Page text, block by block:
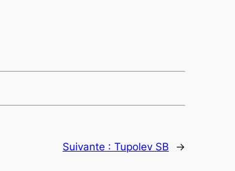
Suivante : Tupolev SB →